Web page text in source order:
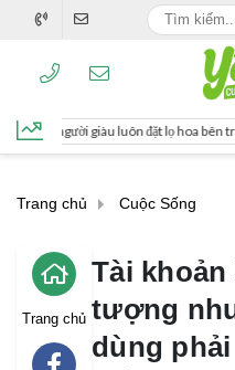
lọ hoa bên trái bàn thờ, nếu đặt bên phải
Trang chủ Cuộc Sống
Trang chủ
Tài
tượng
dùng